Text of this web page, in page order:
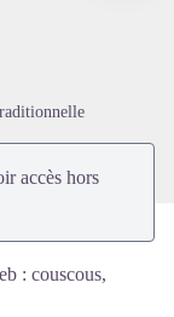
accès hors
: couscous,